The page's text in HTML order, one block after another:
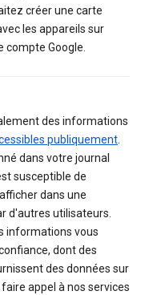
créer une carte
les appareils sur
compte Google.
des informations
publiquement.
dans votre journal
susceptible de
dans une
d'autres utilisateurs.
informations vous
dont des
des données sur
appel à nos services